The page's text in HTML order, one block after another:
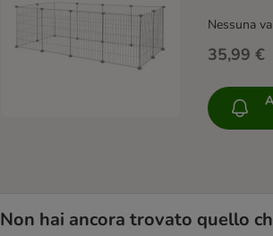
35,99 €
Nessuna
Non hai ancora trovato quello